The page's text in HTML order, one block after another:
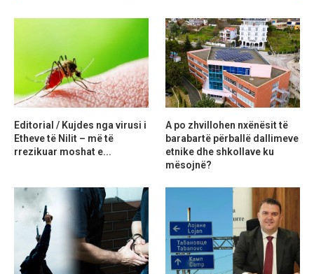
Editorial / Kujdes nga virusi i
Etheve të Nilit – më të
rrezikuar moshat e...
A po zhvillohen nxënësit të
barabartë përballë dallimeve
etnike dhe shkollave ku
mësojnë?